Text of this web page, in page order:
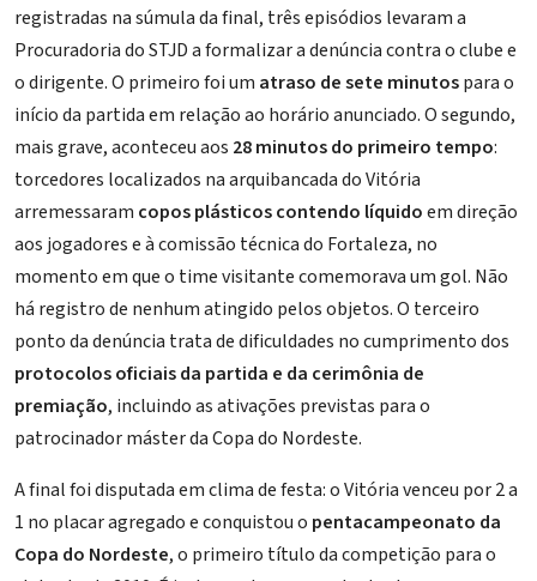
registradas na súmula da final, três episódios levaram a
Procuradoria do STJD a formalizar a denúncia contra o clube e
o dirigente. O primeiro foi um atraso de sete minutospara o
início da partida em relação ao horário anunciado. O segundo,
mais grave, aconteceu aos 28 minutos do primeiro tempo:
torcedores localizados na arquibancada do Vitória
arremessaram copos plásticos contendo líquidoem direção
aos jogadores e à comissão técnica do Fortaleza, no
momento em que o time visitante comemorava um gol. Não
há registro de nenhum atingido pelos objetos. O terceiro
ponto da denúncia trata de dificuldades no cumprimento dos
protocolos oficiais da partida e da cerimônia de
premiação, incluindo as ativações previstas para o
patrocinador máster da Copa do Nordeste.
A final foi disputada em clima de festa: o Vitória venceu por 2 a
1 no placar agregado e conquistou o pentacampeonato da
Copa do Nordeste, o primeiro título da competição para o